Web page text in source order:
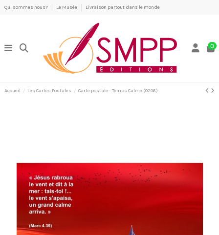
Qui sommes nous? Le Musée Livraison partout dans le monde
0
Accueil Les Cartes Postales Carte postale - Temps Calme (0206)